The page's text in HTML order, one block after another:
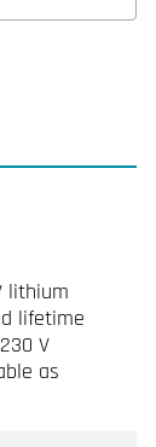
lithium
lifetime
V
as